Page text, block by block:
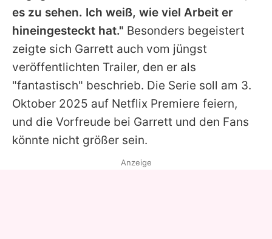
Impressum
Datenschutzerklärung
Nutzungsbedingungen
Utiq verwalten
es zu sehen. Ich weiß, wie viel Arbeit er
hineingesteckt hat." Besonders begeistert
zeigte sich Garrett auch vom jüngst
veröffentlichten Trailer, den er als
"fantastisch" beschrieb. Die Serie soll am 3.
Oktober 2025 auf Netflix Premiere feiern,
und die Vorfreude bei Garrett und den Fans
könnte nicht größer sein.
Anzeige